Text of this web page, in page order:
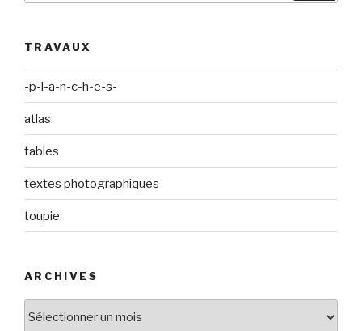
TRAVAUX
-p-l-a-n-c-h-e-s-
atlas
tables
textes photographiques
toupie
ARCHIVES